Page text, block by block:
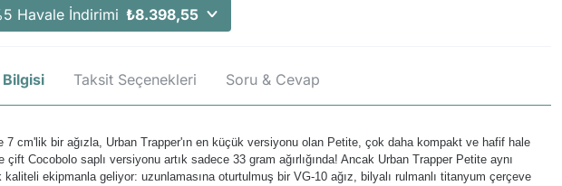
Havale İndirimi ₺8.398,55
Taksit Seçenekleri Soru & Cevap
7 cm'lik bir ağızla, Urban Trapper'ın en küçük versiyonu olan Petite, çok daha kompakt ve hafif hale
çift Cocobolo saplı versiyonu artık sadece 33 gram ağırlığında! Ancak Urban Trapper Petite aynı
kaliteli ekipmanla geliyor: uzunlamasına oturtulmuş bir VG-10 ağız, bilyalı rulmanlı titanyum çerçeve